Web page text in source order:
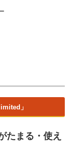
」
たまる・使え